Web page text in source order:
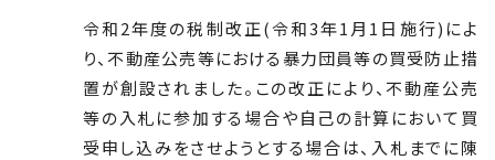
令和2年度の税制改正(令和3年1 月 1 日施行)によ
り、不動産公売等における暴力団員等の買受防止措
置が創設されました。この改正により、不動産公売
等の入札に参加する場合や自己の計算において買
受申し込みをさせようとする場合は、入札までに陳